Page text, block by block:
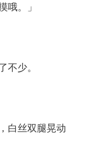
。」
少。
白丝双腿晃动